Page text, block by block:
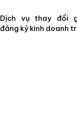
Dịch vụ thay đổi
đăng ký kinh doanh